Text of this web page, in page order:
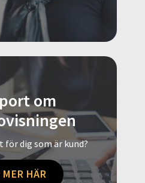
om
för dig som är kund?
HÄR